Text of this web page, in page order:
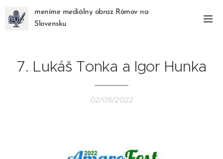
meníme mediálny obraz Rómov na
Slovensku
7. Lukáš Tonka a Igor Hunka
02/05/2022